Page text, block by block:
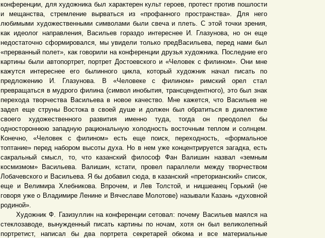
конференции, для художника был характерен культ героев, протест против пошлости
и мещанства, стремление вырваться из «профанного пространства». Для него
любимыми художественными символами были свеча и плеть. С этой точки зрения,
как идеолог направления, Васильев гораздо интереснее И. Глазунова, но он еще
недостаточно сформировался, мы увидели только предВасильева, перед нами был
«прерванный полет», как говорили на конференции друзья художника. Последние его
картины были автопортрет, портрет Достоевского и «Человек с филином». Они мне
кажутся интереснее его былинного цикла, который художник начал писать по
предложению И. Глазунова. В «Человеке с филином» римский орел стал
превращаться в мудрого филина (символ инобытия, трансцендентного), это был знак
перехода творчества Васильева в новое качество. Мне кажется, что Васильев не
задел еще струны Востока в своей душе и должен был обратиться в диалектике
своего художественного развития именно туда, тогда он преодолел бы
одностороннюю западную рациональную холодность восточным теплом и солнцем.
Конечно, «Человек с филином» есть еще поиск, переходность, «формальное
топтание» перед набором высоты духа. Но в нем уже концентрируется загадка, есть
сакральный смысл, то, что казанский философ Фан Валишин назвал «земным
космизмом» Васильева. Валишин, кстати, провел параллели между творчеством
Лобачевского и Васильева. Я бы добавил сюда, в казанский «преторианский» список,
еще и Велимира Хлебникова. Впрочем, и Лев Толстой, и ницшеанец Горький (не
говоря уже о Владимире Ленине и Вячеславе Молотове) называли Казань «духовной
родиной».
Художник Ф. Газизуллин на конференции сетовал: почему Васильев маялся на
стеклозаводе, вынужденный писать картины по ночам, хотя он был великолепный
портретист, написал бы два портрета секретарей обкома и все материальные